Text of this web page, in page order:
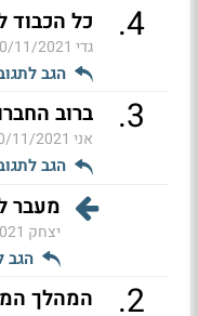
4
. כל הכבוד
גדי 11/2021 09:51
הגב
3
. ברוב
אני 2021 09:47
הגב
מעבר
יצחק
הגב
2
. המהלך